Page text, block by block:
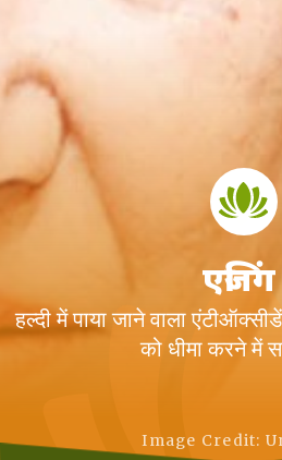
हल्दी में पाया जाने वाला
को धीमा करने में
Image Credit: